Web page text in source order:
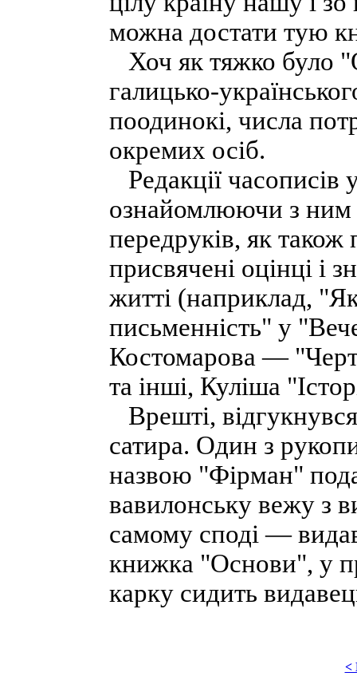
можна достати тую
Хоч як тяжко було
галицько-
поодинокі, числа
окремих осіб.
Редакції часописів
ознайомлюючи з ним
передруків, як також
присвячені оцінці і
житті (наприклад,
письменність" у
Костомарова —
та інші, Куліша
Врешті,
сатира. Один з
назвою "Фірман"
вавилонську вежу з
самому споді —
книжка "Основи", у
карку сидить
<